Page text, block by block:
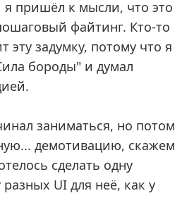
я пришёл к мысли, что это
файтинг. Кто-то
эту задумку, потому что я
бороды" и думал
заниматься, но потом
демотивацию, скажем
сделать одну
UI для неё, как у